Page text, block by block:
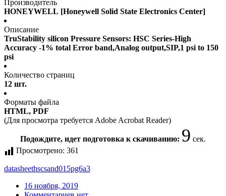
Производитель
HONEYWELL [Honeywell Solid State Electronics Center]
Описание
TruStability silicon Pressure Sensors: HSC Series-High
Accuracy -1% total Error band,Analog output,SIP,1 psi to 150
psi
Количество страниц
12 шт.
Форматы файла
HTML, PDF
(Для просмотра требуется Adobe Acrobat Reader)
Подождите, идет подготовка к скачиванию: 9 сек.
Просмотрено: 361
datasheethscsand015pg6a3
16 ноября, 2019